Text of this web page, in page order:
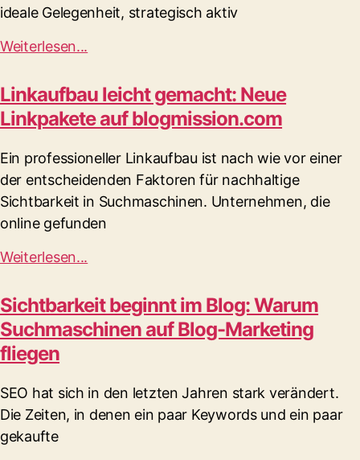
ideale Gelegenheit, strategisch aktiv
Weiterlesen...
Linkaufbau leicht gemacht: Neue
Linkpakete auf blogmission.com
Ein professioneller Linkaufbau ist nach wie vor einer
der entscheidenden Faktoren für nachhaltige
Sichtbarkeit in Suchmaschinen. Unternehmen, die
online gefunden
Weiterlesen...
Sichtbarkeit beginnt im Blog: Warum
Suchmaschinen auf Blog-Marketing
fliegen
SEO hat sich in den letzten Jahren stark verändert.
Die Zeiten, in denen ein paar Keywords und ein paar
gekaufte